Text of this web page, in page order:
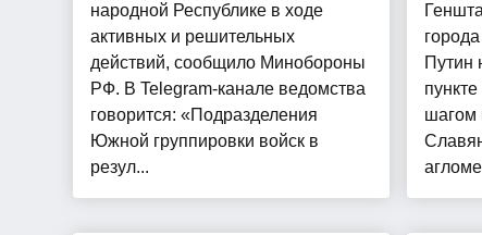
народной Республике в ходе
активных и решительных
действий, сообщило Минобороны
РФ. В Telegram-канале ведомства
говорится: «Подразделения
Южной группировки войск в
резул...
Путин
шагом